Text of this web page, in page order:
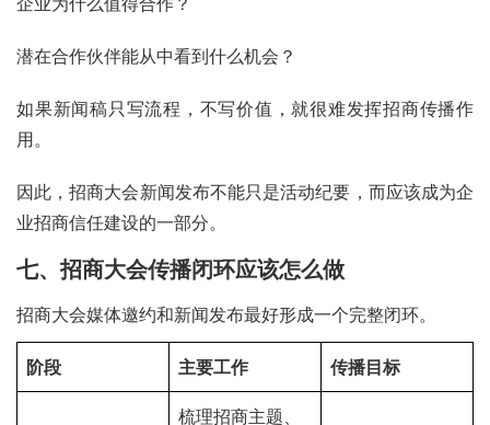
企业为什么值得合作？
潜在合作伙伴能从中看到什么机会？
如果新闻稿只写流程，不写价值，就很难发挥招商传播作
用。
因此，招商大会新闻发布不能只是活动纪要，而应该成为企
业招商信任建设的一部分。
七、招商大会传播闭环应该怎么做
招商大会媒体邀约和新闻发布最好形成一个完整闭环。
阶段 主要工作 传播目标
梳理招商主题、